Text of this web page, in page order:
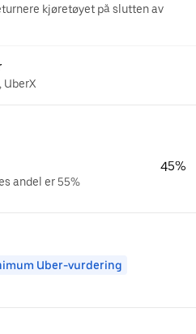
kjøretøyet på slutten av
UberX
andel er 55%
45%
Uber-vurdering